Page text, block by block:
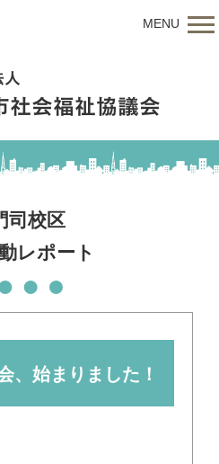
MENU
司校区
レポート
、始まりました！